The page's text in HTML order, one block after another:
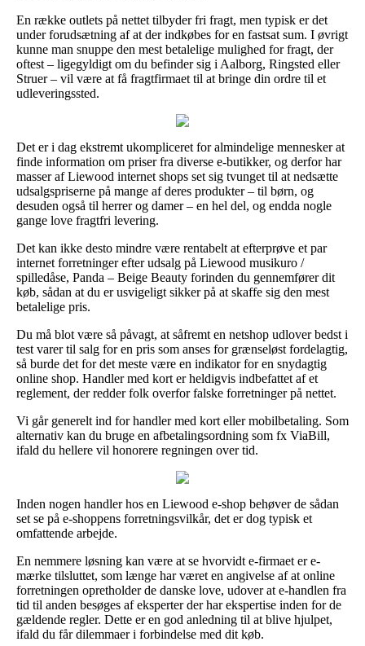
En række outlets på nettet tilbyder fri fragt, men typisk er det
under forudsætning af at der indkøbes for en fastsat sum. I øvrigt
kunne man snuppe den mest betalelige mulighed for fragt, der
oftest – ligegyldigt om du befinder sig i Aalborg, Ringsted eller
Struer – vil være at få fragtfirmaet til at bringe din ordre til et
udleveringssted.
Det er i dag ekstremt ukompliceret for almindelige mennesker at
finde information om priser fra diverse e-butikker, og derfor har
masser af Liewood internet shops set sig tvunget til at nedsætte
udsalgspriserne på mange af deres produkter – til børn, og
desuden også til herrer og damer – en hel del, og endda nogle
gange love fragtfri levering.
Det kan ikke desto mindre være rentabelt at efterprøve et par
internet forretninger efter udsalg på Liewood musikuro /
spilledåse, Panda – Beige Beauty forinden du gennemfører dit
køb, sådan at du er usvigeligt sikker på at skaffe sig den mest
betalelige pris.
Du må blot være så påvagt, at såfremt en netshop udlover bedst i
test varer til salg for en pris som anses for grænseløst fordelagtig,
så burde det for det meste være en indikator for en snydagtig
online shop. Handler med kort er heldigvis indbefattet af et
reglement, der redder folk overfor falske forretninger på nettet.
Vi går generelt ind for handler med kort eller mobilbetaling. Som
alternativ kan du bruge en afbetalingsordning som fx ViaBill,
ifald du hellere vil honorere regningen over tid.
Inden nogen handler hos en Liewood e-shop behøver de sådan
set se på e-shoppens forretningsvilkår, det er dog typisk et
omfattende arbejde.
En nemmere løsning kan være at se hvorvidt e-firmaet er e-
mærke tilsluttet, som længe har været en angivelse af at online
forretningen opretholder de danske love, udover at e-handlen fra
tid til anden besøges af eksperter der har ekspertise inden for de
gældende regler. Dette er en god anledning til at blive hjulpet,
ifald du får dilemmaer i forbindelse med dit køb.